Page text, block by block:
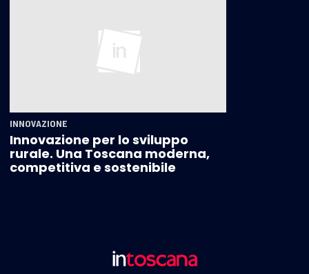
INNOVAZIONE
Innovazione per lo sviluppo
rurale. Una Toscana moderna,
competitiva e sostenibile